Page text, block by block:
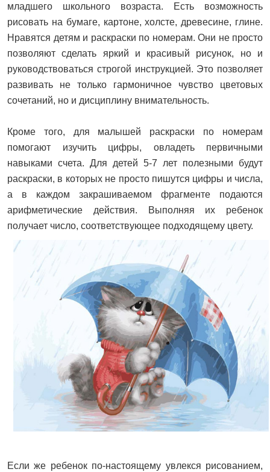
младшего школьного возраста. Есть возможность
рисовать на бумаге, картоне, холсте, древесине, глине.
Нравятся детям и раскраски по номерам. Они не просто
позволяют сделать яркий и красивый рисунок, но и
руководствоваться строгой инструкцией. Это позволяет
развивать не только гармоничное чувство цветовых
сочетаний, но и дисциплину внимательность.
Кроме того, для малышей раскраски по номерам
помогают изучить цифры, овладеть первичными
навыками счета. Для детей 5-7 лет полезными будут
раскраски, в которых не просто пишутся цифры и числа,
а в каждом закрашиваемом фрагменте подаются
арифметические действия. Выполняя их ребенок
получает число, соответствующее подходящему цвету.
Если же ребенок по-настоящему увлекся рисованием,